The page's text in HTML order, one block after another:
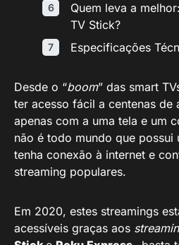
Quem leva a
TV Stick?
Especificações
Desde o “boom” das smart
ter acesso fácil a centenas de
apenas com a uma tela e um
não é todo mundo que possui
tenha conexão à internet e
streaming populares.
Em 2020, estes streamings
acessíveis graças aos